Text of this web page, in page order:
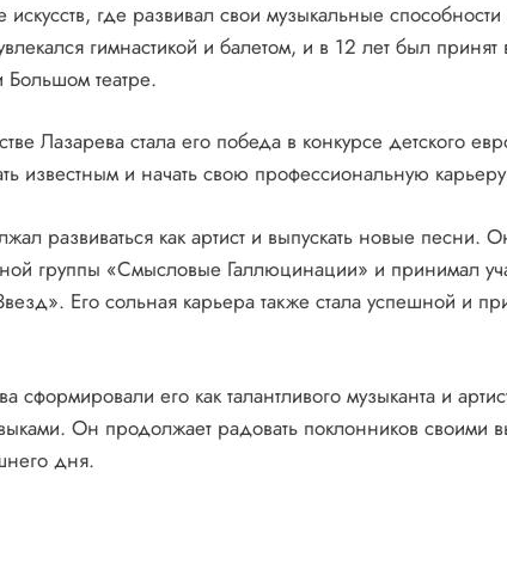
где развивал свои музыкальные способности
гимнастикой и балетом, и в 12 лет был принят
Большом театре.
Лазарева стала его победа в конкурсе детского
известным и начать свою профессиональную
развиваться как артист и выпускать новые песни.
группы «Смысловые Галлюцинации» и принимал
Его сольная карьера также стала успешной и
сформировали его как талантливого музыканта и
Он продолжает радовать поклонников своими
дня.